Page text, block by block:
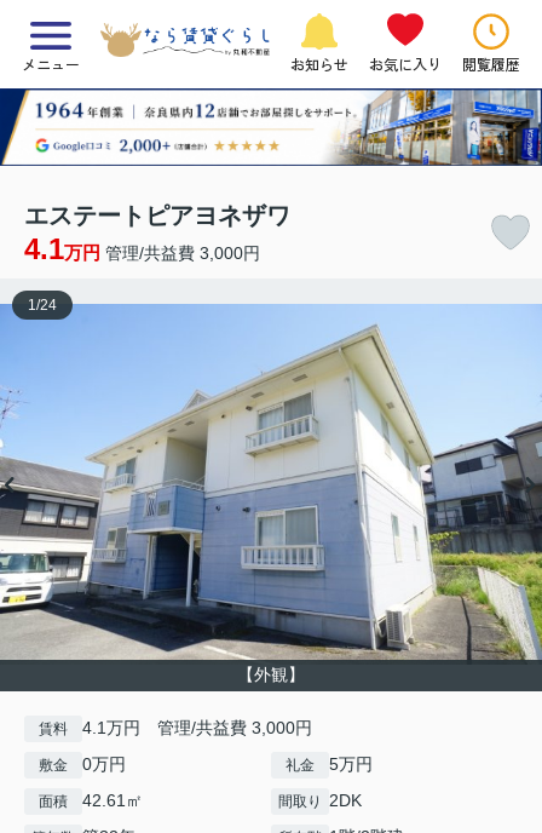
メニュー お知らせ お気に入り 閲覧履歴
エステートピアヨネザワ
4.1万円 管理/共益費 3,000円
【外観】
1/24
賃料 4.1万円 管理/共益費 3,000円
敷金 0万円 礼金 5万円
面積 42.61㎡ 間取り 2DK